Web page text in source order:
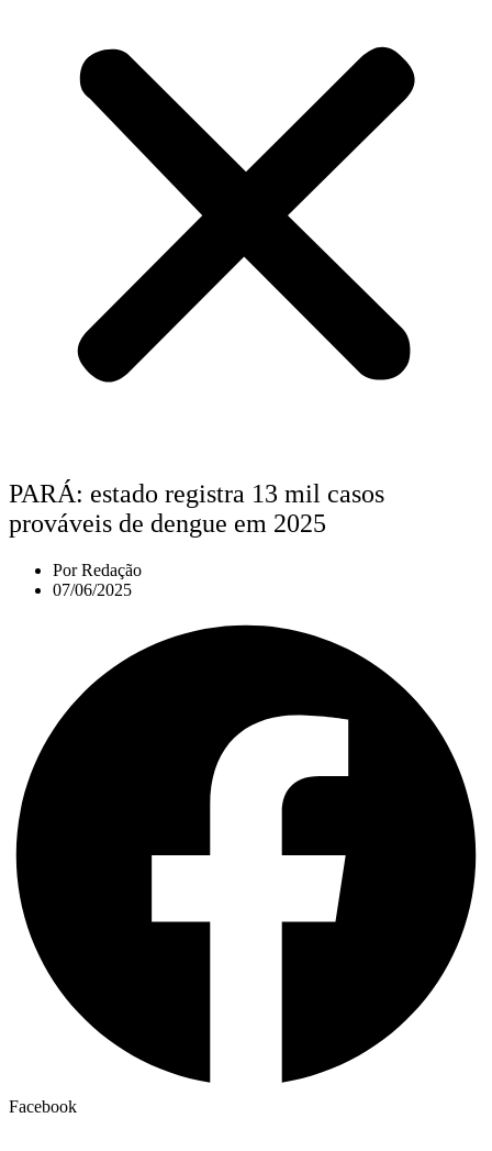
PARÁ: estado registra 13 mil casos
prováveis de dengue em 2025
PorRedação
07/06/2025
Facebook